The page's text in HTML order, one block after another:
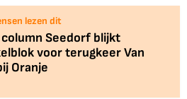
lezen dit
column Seedorf blijkt
voor terugkeer Van
Oranje